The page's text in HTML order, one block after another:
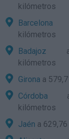
kilómetros
Barcelona a
kilómetros
Badajoz a
kilómetros
Girona a
Córdoba a
kilómetros
Jaén a